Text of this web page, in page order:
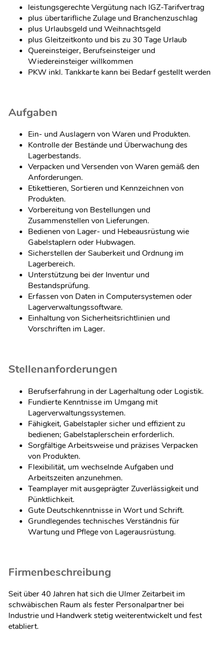
leistungsgerechte Vergütung nach IGZ-Tarifvertrag
plus übertarifliche Zulage und Branchenzuschlag
plus Urlaubsgeld und Weihnachtsgeld
plus Gleitzeitkonto und bis zu 30 Tage Urlaub
Quereinsteiger, Berufseinsteiger und
Wiedereinsteiger willkommen
PKW inkl. Tankkarte kann bei Bedarf gestellt werden
Aufgaben
Ein- und Auslagern von Waren und Produkten.
Kontrolle der Bestände und Überwachung des
Lagerbestands.
Verpacken und Versenden von Waren gemäß den
Anforderungen.
Etikettieren, Sortieren und Kennzeichnen von
Produkten.
Vorbereitung von Bestellungen und
Zusammenstellen von Lieferungen.
Bedienen von Lager- und Hebeausrüstung wie
Gabelstaplern oder Hubwagen.
Sicherstellen der Sauberkeit und Ordnung im
Lagerbereich.
Unterstützung bei der Inventur und
Bestandsprüfung.
Erfassen von Daten in Computersystemen oder
Lagerverwaltungssoftware.
Einhaltung von Sicherheitsrichtlinien und
Vorschriften im Lager.
Stellenanforderungen
Berufserfahrung in der Lagerhaltung oder Logistik.
Fundierte Kenntnisse im Umgang mit
Lagerverwaltungssystemen.
Fähigkeit, Gabelstapler sicher und effizient zu
bedienen; Gabelstaplerschein erforderlich.
Sorgfältige Arbeitsweise und präzises Verpacken
von Produkten.
Flexibilität, um wechselnde Aufgaben und
Arbeitszeiten anzunehmen.
Teamplayer mit ausgeprägter Zuverlässigkeit und
Pünktlichkeit.
Gute Deutschkenntnisse in Wort und Schrift.
Grundlegendes technisches Verständnis für
Wartung und Pflege von Lagerausrüstung.
Firmenbeschreibung
Seit über 40 Jahren hat sich die Ulmer Zeitarbeit im
schwäbischen Raum als fester Personalpartner bei
Industrie und Handwerk stetig weiterentwickelt und fest
etabliert.